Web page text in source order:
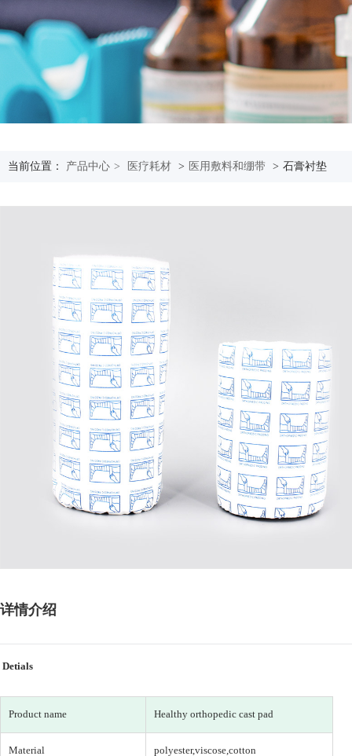
当前位置： 产品中心 > 医疗耗材 > 医用敷料和绷带 > 石膏衬垫
详情介绍
Detials
Product name Healthy orthopedic cast pad
Material polyester,viscose,cotton